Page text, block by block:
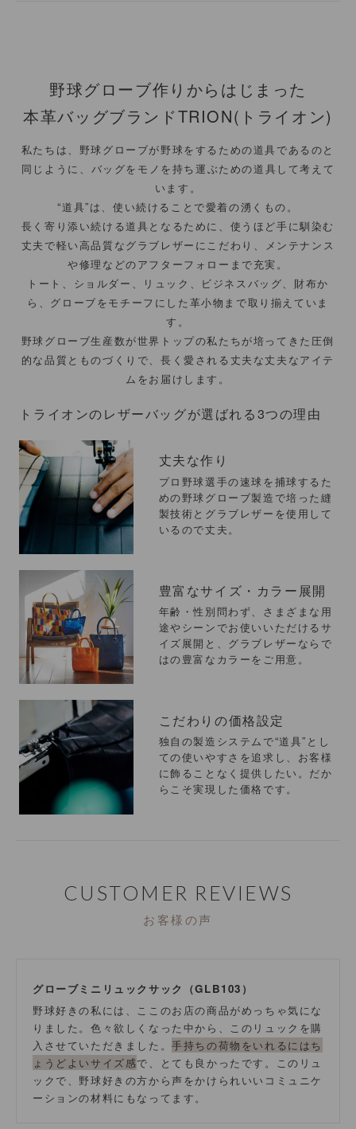
野球グローブ作りからはじまった
本革バッグブランドTRION(トライオン)
私たちは、野球グローブが野球をするための道具であるのと
同じように、 バッグをモノを持ち運ぶための道具して考えて
います。
“道具”は、使い続けることで愛着の湧くもの。
長く寄り添い続ける道具となるために、使うほど手に馴染む
丈夫で軽い高品質なグラブレザーにこだわり、
メンテナンス
や修理などのアフターフォローまで充実。
トート、ショルダー、リュック、ビジネスバッグ、財布か
ら、 グローブをモチーフにした革小物まで取り揃えていま
す。
野球グローブ生産数が世界トップの私たちが培ってきた圧倒
的な品質とものづくりで、長く愛される丈夫な丈夫なアイテ
ムをお届けします。
トライオンのレザーバッグが選ばれる3つの理由
丈夫な作り
プロ野球選手の速球を捕球するた
めの野球グローブ製造で培った縫
製技術とグラブレザーを使用して
いるので丈夫。
豊富なサイズ・カラー展開
年齢・性別問わず、さまざまな用
途やシーンでお使いいただけるサ
イズ展開と、グラブレザーならで
はの豊富なカラーをご用意。
こだわりの価格設定
独自の製造システムで“道具”とし
ての使いやすさを追求し、お客様
に飾ることなく提供したい。だか
らこそ実現した価格です。
CUSTOMER REVIEWS
お客様の声
グローブミニリュックサック（GLB103）
野球好きの私には、ここのお店の商品がめっちゃ気にな
りました。色々欲しくなった中から、このリュックを購
入させていただきました。手持ちの荷物をいれるにはち
ょうどよいサイズ感で、とても良かったです。このリュ
ックで、野球好きの方から声をかけられいいコミュニケ
ーションの材料にもなってます。